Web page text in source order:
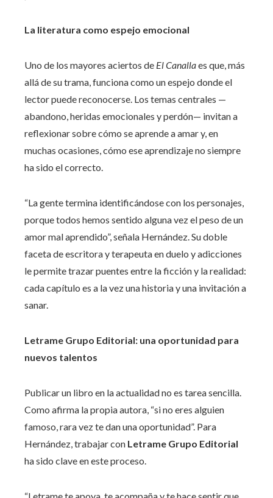
La literatura como espejo emocional
Uno de los mayores aciertos de El Canallaes que, más
allá de su trama, funciona como un espejo donde el
lector puede reconocerse. Los temas centrales —
abandono, heridas emocionales y perdón— invitan a
reflexionar sobre cómo se aprende a amar y, en
muchas ocasiones, cómo ese aprendizaje no siempre
ha sido el correcto.
“La gente termina identificándose con los personajes,
porque todos hemos sentido alguna vez el peso de un
amor mal aprendido”, señala Hernández. Su doble
faceta de escritora y terapeuta en duelo y adicciones
le permite trazar puentes entre la ficción y la realidad:
cada capítulo es a la vez una historia y una invitación a
sanar.
Letrame Grupo Editorial: una oportunidad para
nuevos talentos
Publicar un libro en la actualidad no es tarea sencilla.
Como afirma la propia autora, “si no eres alguien
famoso, rara vez te dan una oportunidad”. Para
Hernández, trabajar con Letrame Grupo Editorial
ha sido clave en este proceso.
“Letrame te apoya, te acompaña y te hace sentir que